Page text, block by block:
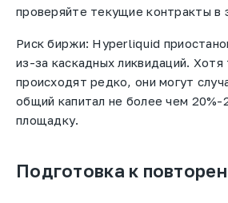
проверяйте текущие контракты в
Риск биржи: Hyperliquid
из-за каскадных ликвидаций. Хотя
происходят редко, они могут
общий капитал не более чем 20%-
площадку.
Подготовка к